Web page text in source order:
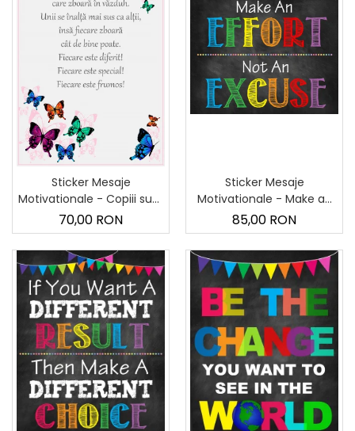
Sticker Mesaje
Motivationale - Copiii sunt
ca fluturii - 60x90 cm
70,00 RON
Sticker Mesaje
Motivationale - Make an
effort, not an excuse -
60x90 cm
85,00 RON